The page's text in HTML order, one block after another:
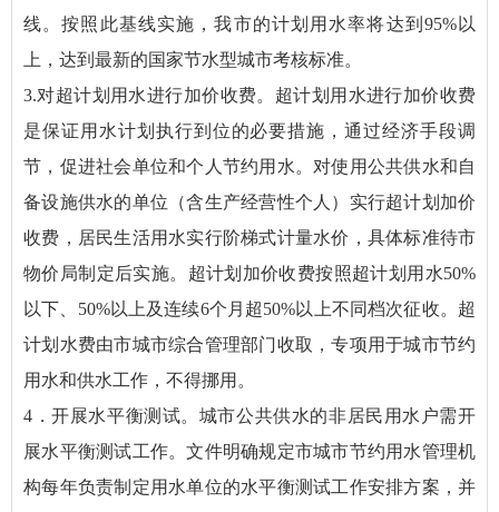
线。按照此基线实施，我市的计划用水率将达到95%以
上，达到最新的国家节水型城市考核标准。
3.对超计划用水进行加价收费。超计划用水进行加价收费
是保证用水计划执行到位的必要措施，通过经济手段调
节，促进社会单位和个人节约用水。对使用公共供水和自
备设施供水的单位（含生产经营性个人）实行超计划加价
收费，居民生活用水实行阶梯式计量水价，具体标准待市
物价局制定后实施。超计划加价收费按照超计划用水50%
以下、50%以上及连续6个月超50%以上不同档次征收。超
计划水费由市城市综合管理部门收取，专项用于城市节约
用水和供水工作，不得挪用。
4．开展水平衡测试。城市公共供水的非居民用水户需开
展水平衡测试工作。文件明确规定市城市节约用水管理机
构每年负责制定用水单位的水平衡测试工作安排方案，并